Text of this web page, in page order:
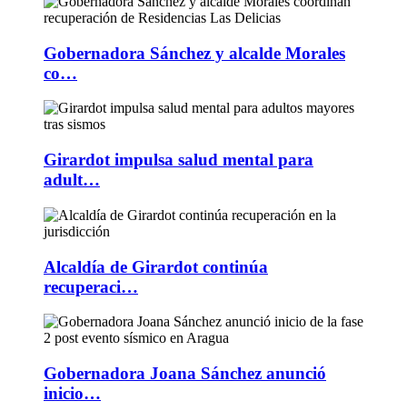
Gobernadora Sánchez y alcalde Morales
co…
Girardot impulsa salud mental para
adult…
Alcaldía de Girardot continúa
recuperaci…
Gobernadora Joana Sánchez anunció
inicio…